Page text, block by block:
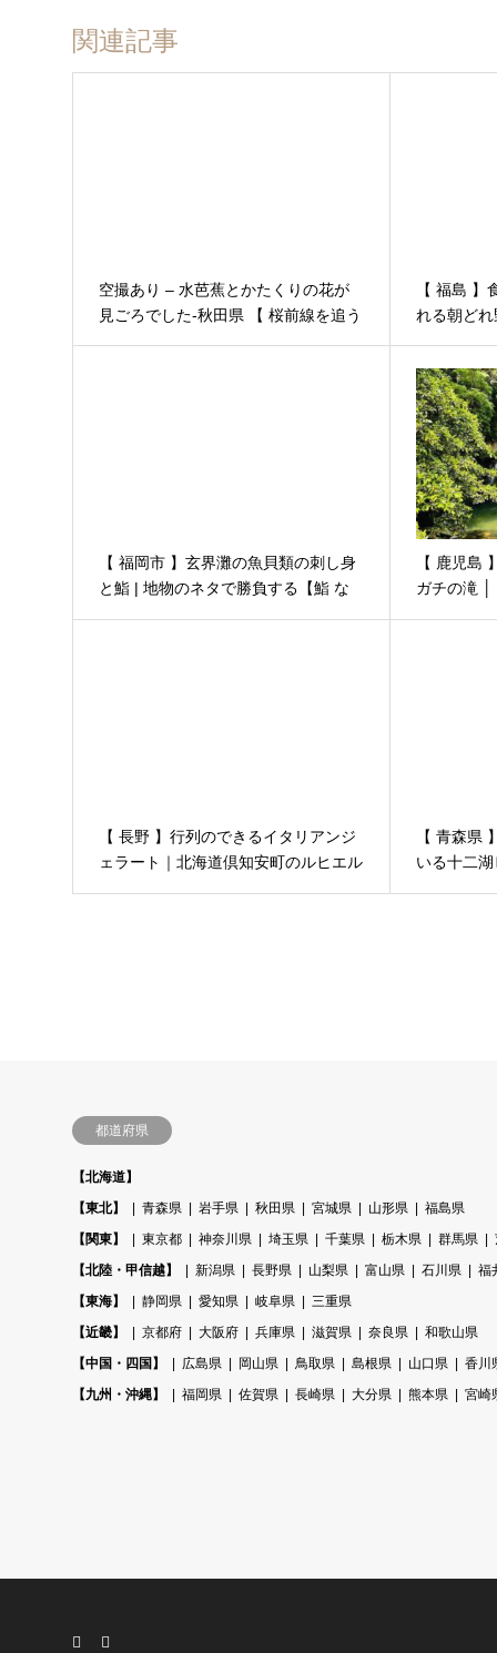
関連記事
空撮あり – 水芭蕉とかたくりの花が
見ごろでした-秋田県 【 桜前線を追う
【 福島
れる朝ど
ビーハイブ
【 福岡市 】玄界灘の魚貝類の刺し身
と鮨 | 地物のネタで勝負する【鮨 な
【 鹿児島
ガチの滝 │
【 長野 】行列のできるイタリアンジ
ェラート｜北海道倶知安町のルヒエル
【 青森県
いる十二
都道府県
【北海道】
【東北】
青森県 岩手県 秋田県 宮城県 山形県
福島県
【関東】
東京都 神奈川県 埼玉県 千葉県 栃木県 群馬県
【北陸・甲信越】
新潟県 長野県 山梨県 富山県 石川県
福
【東海】
静岡県 愛知県 岐阜県
三重県
【近畿】
京都府 大阪府 兵庫県 滋賀県 奈良県
和歌山県
【中国・四国】
広島県 岡山県 鳥取県 島根県 山口県
香川
【九州・沖縄】
福岡県 佐賀県 長崎県 大分県 熊本県 宮崎